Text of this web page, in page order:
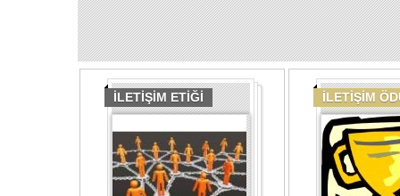
İLETİŞİM ETİĞİ İLETİŞİM